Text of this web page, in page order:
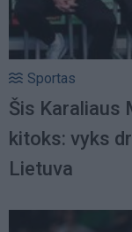
Sportas
Šis Karaliaus
kitoks: vyks
Lietuva